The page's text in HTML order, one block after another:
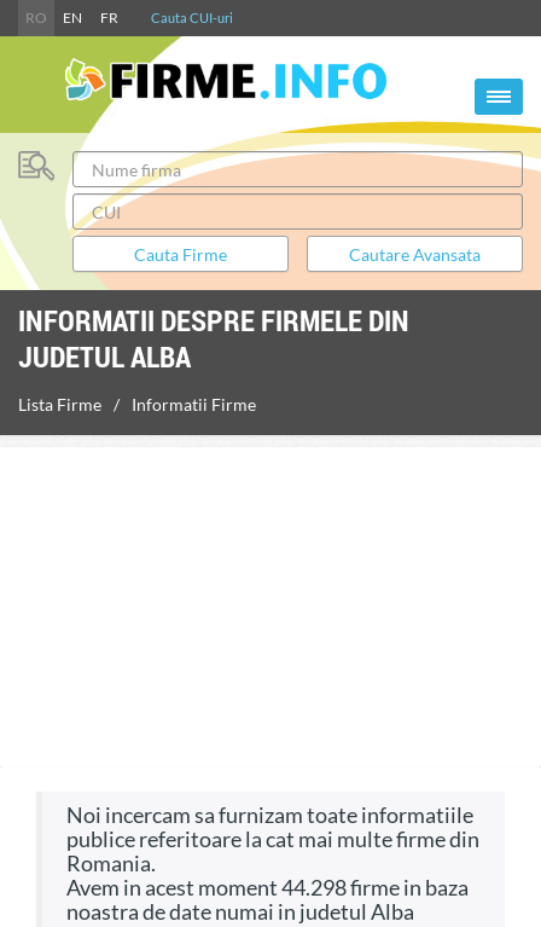
RO EN FR Cauta CUI-uri
INFORMATII DESPRE FIRMELE DIN
JUDETUL ALBA
Lista Firme Informatii Firme
Noi incercam sa furnizam toate informatiile
publice referitoare la cat mai multe firme din
Romania.
Avem in acest moment 44.298 firme in baza
noastra de date numai in judetul Alba